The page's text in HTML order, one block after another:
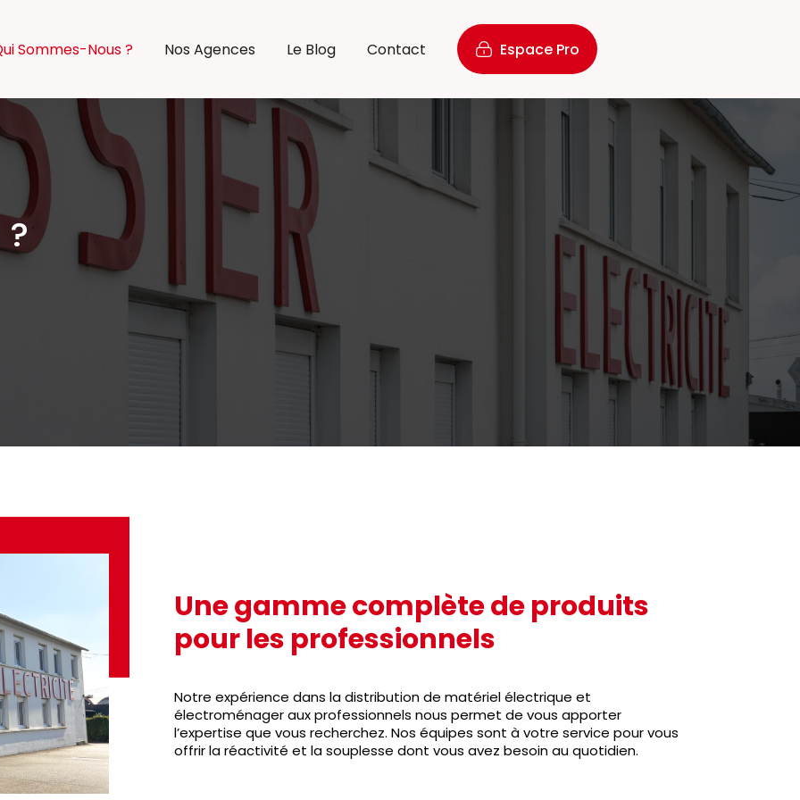
Sommes-Nous ? Nos Agences Le Blog Contact Espace Pro
Une gamme complète de produits
pour les professionnels
Notre expérience dans la distribution de matériel électrique et
électroménager aux professionnels nous permet de vous apporter
l’expertise que vous recherchez. Nos équipes sont à votre service pour vous
offrir la réactivité et la souplesse dont vous avez besoin au quotidien.